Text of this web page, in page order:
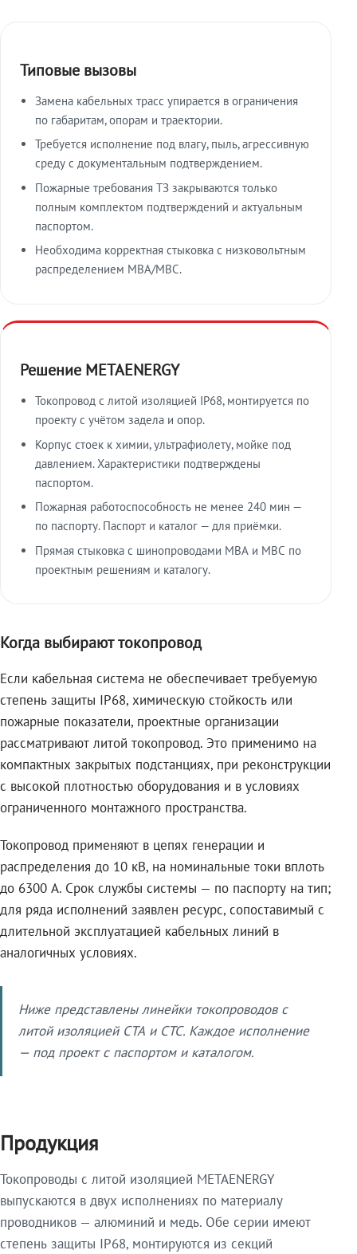
Типовые вызовы
Замена кабельных трасс упирается в ограничения
по габаритам, опорам и траектории.
Требуется исполнение под влагу, пыль, агрессивную
среду с документальным подтверждением.
Пожарные требования ТЗ закрываются только
полным комплектом подтверждений и актуальным
паспортом.
Необходима корректная стыковка с низковольтным
распределением МВА/МВС.
Решение METAENERGY
Токопровод с литой изоляцией IP68, монтируется по
проекту с учётом задела и опор.
Корпус стоек к химии, ультрафиолету, мойке под
давлением. Характеристики подтверждены
паспортом.
Пожарная работоспособность не менее 240 мин —
по паспорту. Паспорт и каталог — для приёмки.
Прямая стыковка с шинопроводами МВА и МВС по
проектным решениям и каталогу.
Когда выбирают токопровод
Если кабельная система не обеспечивает требуемую
степень защиты IP68, химическую стойкость или
пожарные показатели, проектные организации
рассматривают литой токопровод. Это применимо на
компактных закрытых подстанциях, при реконструкции
с высокой плотностью оборудования и в условиях
ограниченного монтажного пространства.
Токопровод применяют в цепях генерации и
распределения до 10 кВ, на номинальные токи вплоть
до 6300 А. Срок службы системы — по паспорту на тип;
для ряда исполнений заявлен ресурс, сопоставимый с
длительной эксплуатацией кабельных линий в
аналогичных условиях.
Ниже представлены линейки токопроводов с
литой изоляцией СТА и СТС. Каждое исполнение
— под проект с паспортом и каталогом.
Продукция
Токопроводы с литой изоляцией METAENERGY
выпускаются в двух исполнениях по материалу
проводников — алюминий и медь. Обе серии имеют
степень защиты IP68, монтируются из секций